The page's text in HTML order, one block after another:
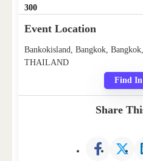
300
Event Location
Bankokisland, Bangkok,
THAILAND
Find
Share